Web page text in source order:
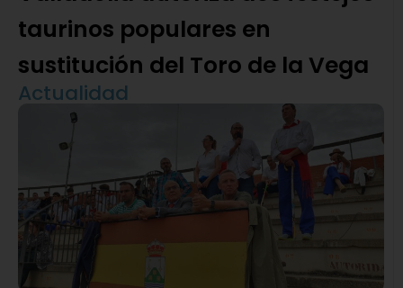
taurinos populares en
sustitución del Toro de la Vega
Actualidad